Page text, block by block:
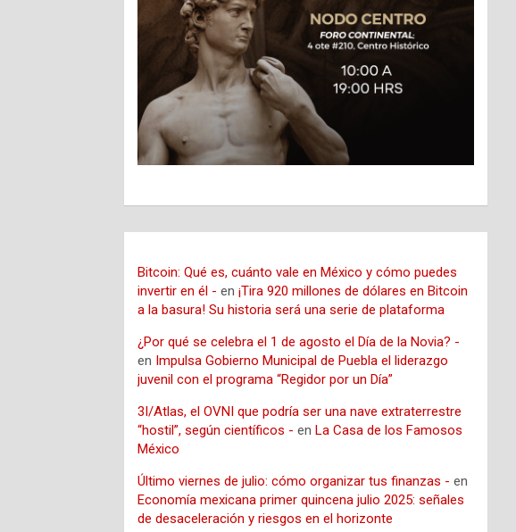
Bitcoin: Qué es, cuánto vale en México y cómo puedes
invertir en él - en¡Tira 920 millones de dólares en Bitcoin
a la basura! Su historia será una serie de plataforma
¿Por qué se celebra el 1 de agosto el Día de la Novia? -
en Impulsa Gobierno Municipal de Puebla el liderazgo
juvenil con el programa “Regidor por un Día”
3I/Atlas, el OVNI que podría ser una nave extraterrestre
“hostil”, según científicos - enLa Casa de los Famosos
México
Último viernes de julio: cómo organizar tus finanzas - en
Economía mexicana primer quincena julio 2025: señales
de desaceleración y riesgos en el horizonte